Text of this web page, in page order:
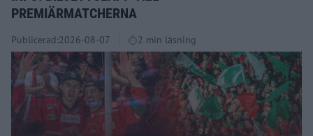
PREMIÄRMATCHERNA
Publicerad:2026-08-07 2 min läsning